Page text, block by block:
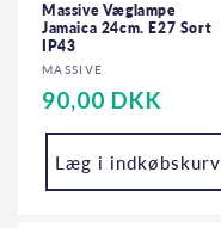
Massive Væglampe
Jamaica 24cm. E27 Sort
IP43
Forhandler:
MASSIVE
Normalpris
90,00 DKK
Læg i indkøbskurv